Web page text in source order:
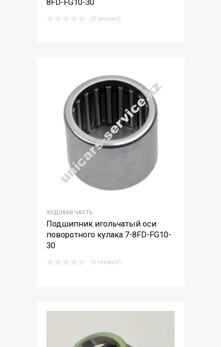
8FD-FG10-30
(0 reviews)
ХОДОВАЯ ЧАСТЬ
Подшипник игольчатый оси
поворотного кулака 7-8FD-FG10-
30
(0 reviews)